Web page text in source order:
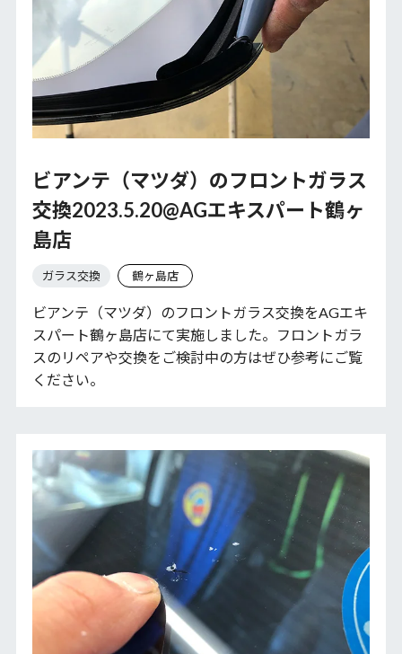
ビアンテ（マツダ）のフロントガラス
交換2023.5.20@AGエキスパート鶴ヶ
島店
ガラス交換 鶴ヶ島店
ビアンテ（マツダ）のフロントガラス交換をAGエキ
スパート鶴ヶ島店にて実施しました。フロントガラ
スのリペアや交換をご検討中の方はぜひ参考にご覧
ください。